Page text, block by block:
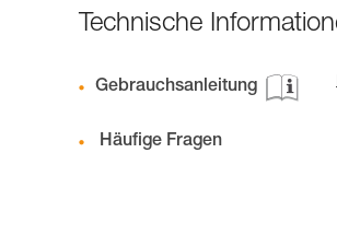
Technische
Gebrauchsanleitung
Häufige Fragen